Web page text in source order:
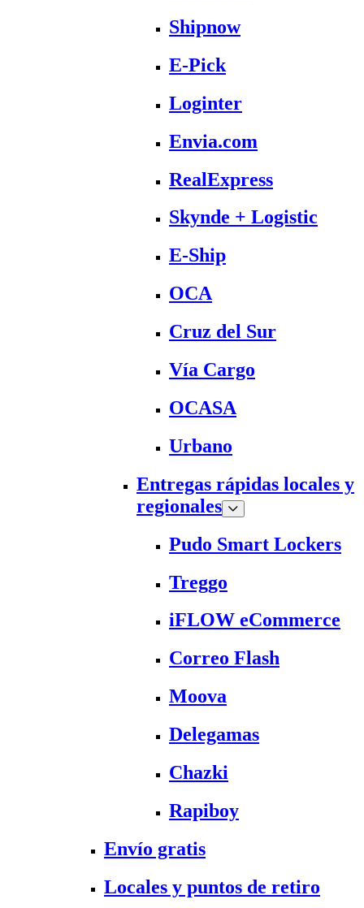
Shipnow
E-Pick
Loginter
Envia.com
RealExpress
Skynde + Logistic
E-Ship
OCA
Cruz del Sur
Vía Cargo
OCASA
Urbano
Entregas rápidas locales y
regionales
Pudo Smart Lockers
Treggo
iFLOW eCommerce
Correo Flash
Moova
Delegamas
Chazki
Rapiboy
Envío gratis
Locales y puntos de retiro